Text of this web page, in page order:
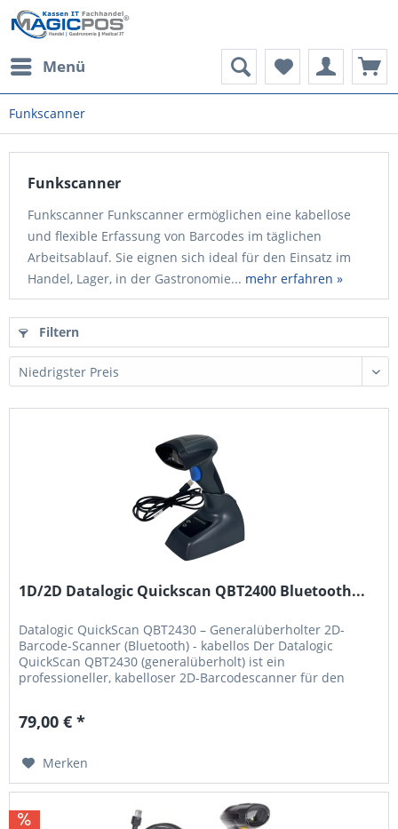
Menü
Funkscanner
Funkscanner
Funkscanner Funkscanner ermöglichen eine kabellose
und flexible Erfassung von Barcodes im täglichen
Arbeitsablauf. Sie eignen sich ideal für den Einsatz im
Handel, Lager, in der Gastronomie... mehr erfahren »
Filtern
1D/2D Datalogic Quickscan QBT2400 Bluetooth...
Datalogic QuickScan QBT2430 – Generalüberholter 2D-
Barcode-Scanner (Bluetooth) - kabellos Der Datalogic
QuickScan QBT2430 (generalüberholt) ist ein
professioneller, kabelloser 2D-Barcodescanner für den
und bietet zuverlässige Scanleistung für 1D- und 2D-
79,00 € *
Merken